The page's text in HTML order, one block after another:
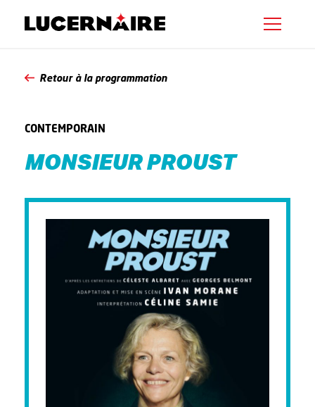
Retour à la programmation
CONTEMPORAIN
MONSIEUR PROUST